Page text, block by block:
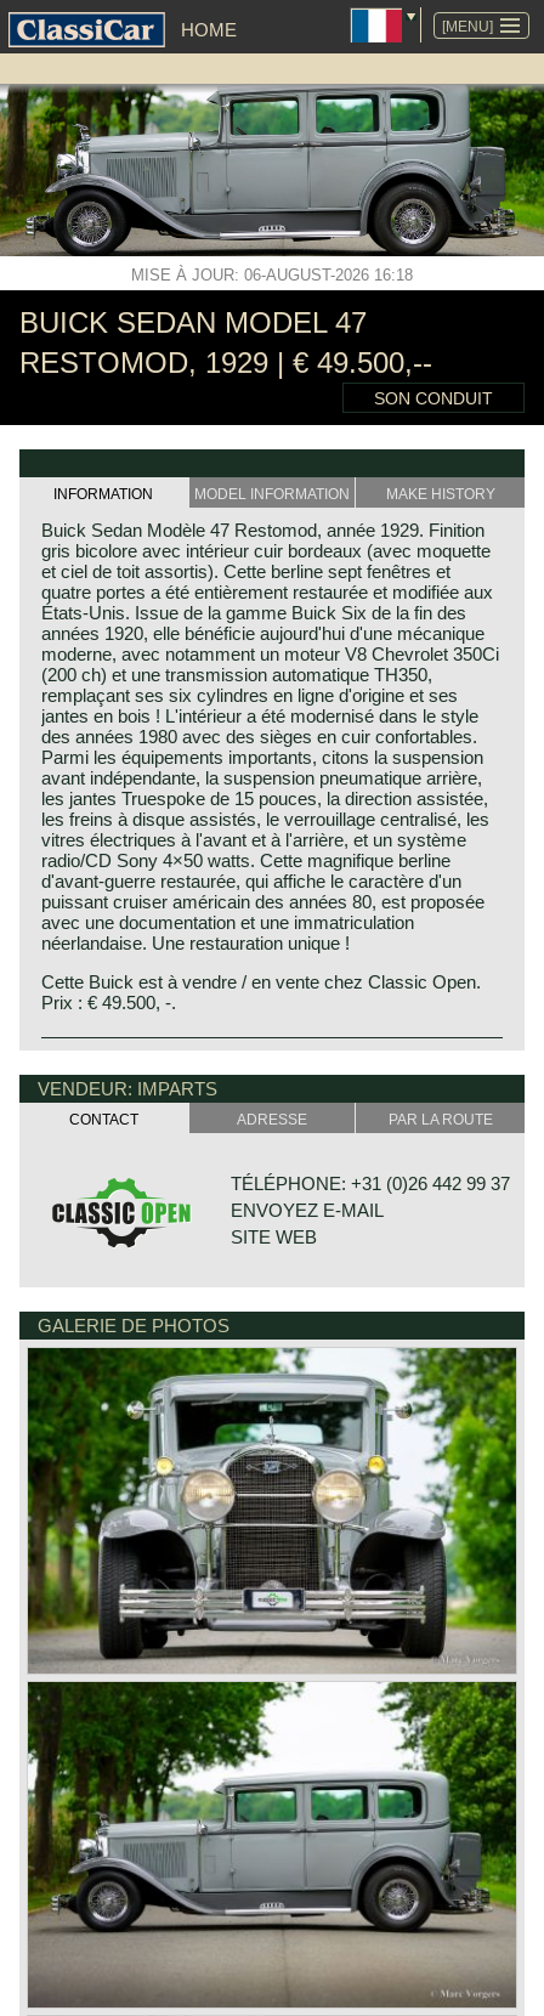
[MENU]
HOME
ALLER
AU
CONTENU
MISE À JOUR: 06-AUGUST-2026 16:18
BUICK SEDAN MODEL 47
RESTOMOD, 1929 | € 49.500,--
SON CONDUIT
INFORMATION MODEL INFORMATION MAKE HISTORY
Buick Sedan Modèle 47 Restomod, année 1929. Finition
gris bicolore avec intérieur cuir bordeaux (avec moquette
et ciel de toit assortis). Cette berline sept fenêtres et
quatre portes a été entièrement restaurée et modifiée aux
États-Unis. Issue de la gamme Buick Six de la fin des
années 1920, elle bénéficie aujourd'hui d'une mécanique
moderne, avec notamment un moteur V8 Chevrolet 350Ci
(200 ch) et une transmission automatique TH350,
remplaçant ses six cylindres en ligne d'origine et ses
jantes en bois ! L'intérieur a été modernisé dans le style
des années 1980 avec des sièges en cuir confortables.
Parmi les équipements importants, citons la suspension
avant indépendante, la suspension pneumatique arrière,
les jantes Truespoke de 15 pouces, la direction assistée,
les freins à disque assistés, le verrouillage centralisé, les
vitres électriques à l'avant et à l'arrière, et un système
radio/CD Sony 4×50 watts. Cette magnifique berline
d'avant-guerre restaurée, qui affiche le caractère d'un
puissant cruiser américain des années 80, est proposée
avec une documentation et une immatriculation
néerlandaise. Une restauration unique !
Cette Buick est à vendre / en vente chez Classic Open.
Prix : € 49.500, -.
This automobile was rally prepared and modified in the
Specifications known to us are stated in the description of
the car.
VENDEUR: IMPARTS
CONTACT ADRESSE PAR LA ROUTE
TÉLÉPHONE: +31 (0)26 442 99 37
ENVOYEZ E-MAIL
SITE WEB
BONNETSTRAAT 33
6718 XN EDE
PAYS-BAS
GALERIE DE PHOTOS